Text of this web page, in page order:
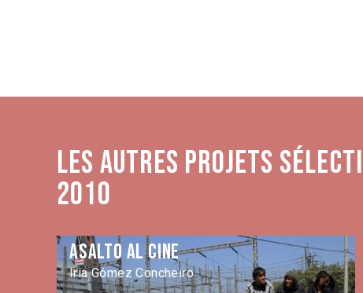
Les autres projets
2010
Asalto al cine
Iria Gómez Concheiro